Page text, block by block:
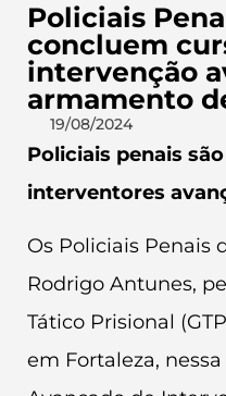
Policiais
concluem
intervenção
armamento
19/08/2024
Policiais penais
interventores
Os Policiais Penais
Rodrigo Antunes,
Tático Prisional
em Fortaleza,